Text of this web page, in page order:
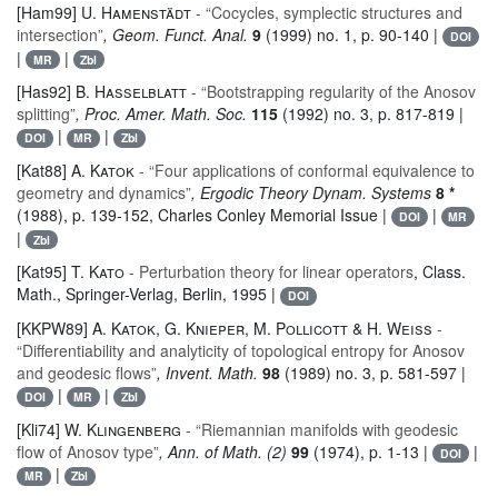
[Ham99] U. Hamenstädt - “Cocycles, symplectic structures and
intersection”, Geom. Funct. Anal. 9 (1999) no. 1, p. 90-140 | DOI
| MR | Zbl
[Has92] B. Hasselblatt - “Bootstrapping regularity of the Anosov
splitting”, Proc. Amer. Math. Soc. 115 (1992) no. 3, p. 817-819 |
DOI | MR | Zbl
[Kat88] A. Katok - “Four applications of conformal equivalence to
geometry and dynamics”, Ergodic Theory Dynam. Systems 8 *
(1988), p. 139-152, Charles Conley Memorial Issue |
DOI | MR
| Zbl
[Kat95] T. Kato - Perturbation theory for linear operators, Class.
Math., Springer-Verlag, Berlin, 1995 | DOI
[KKPW89] A. Katok, G. Knieper, M. Pollicott & H. Weiss -
“Differentiability and analyticity of topological entropy for Anosov
and geodesic flows”, Invent. Math. 98 (1989) no. 3, p. 581-597 |
DOI | MR | Zbl
[Kli74] W. Klingenberg - “Riemannian manifolds with geodesic
flow of Anosov type”, Ann. of Math. (2) 99 (1974), p. 1-13 | DOI |
MR | Zbl